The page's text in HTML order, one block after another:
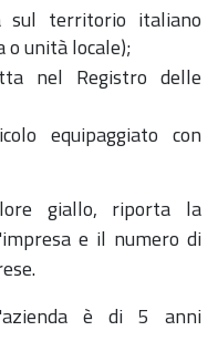
sul territorio italiano
o unità locale);
nel Registro delle
equipaggiato con
giallo, riporta la
e il numero di
è di 5 anni